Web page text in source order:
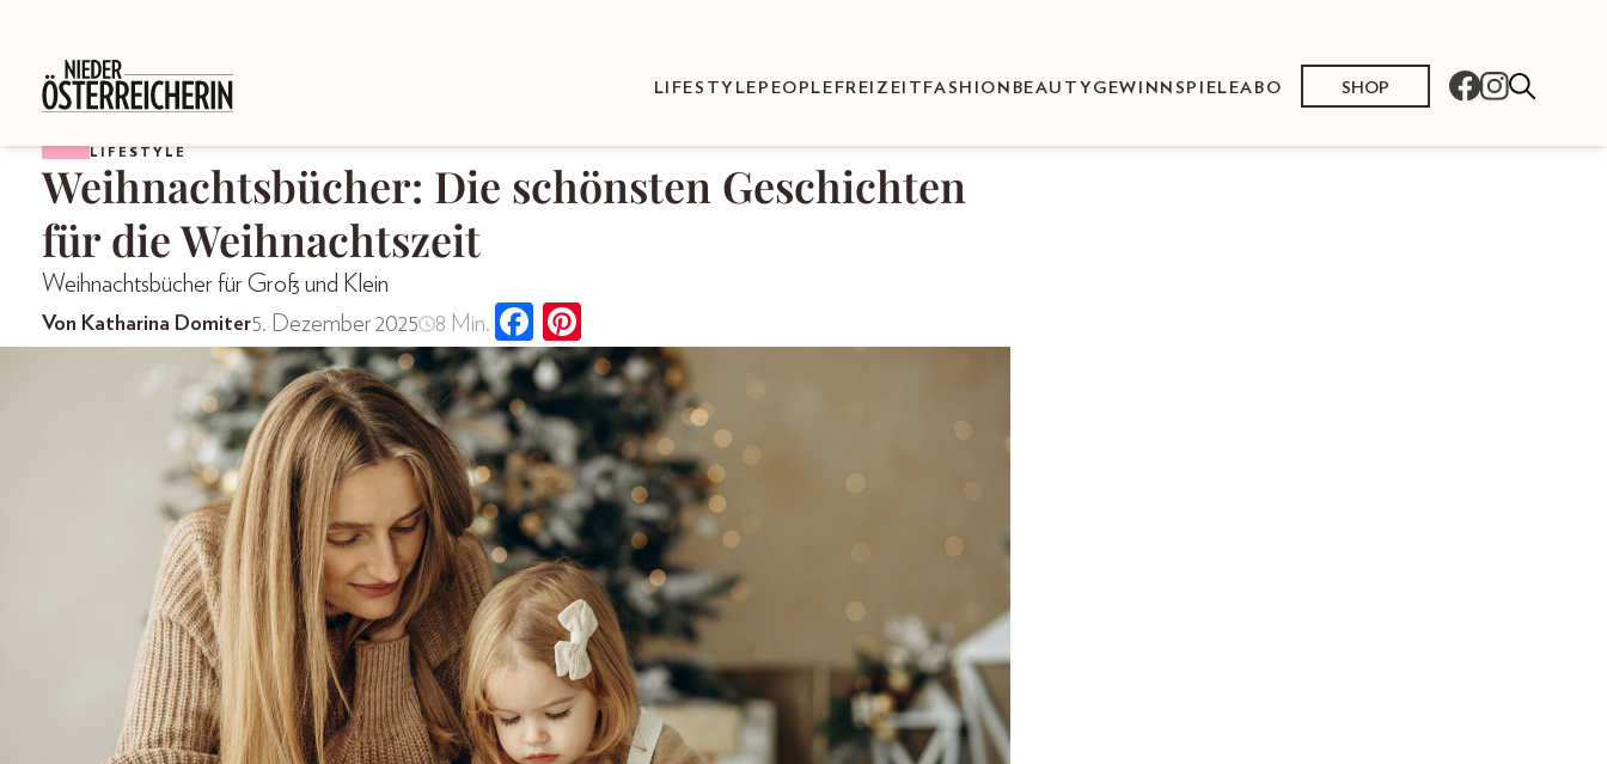
LIFESTYLE PEOPLE FREIZEIT FASHION BEAUTY GEWINNSPIELEABO SHOP
LIFESTYLE
Weihnachtsbücher: Die schönsten Geschichten
für die Weihnachtszeit
Weihnachtsbücher für Groß und Klein
Von Katharina Domiter5. Dezember 2025 8 Min.